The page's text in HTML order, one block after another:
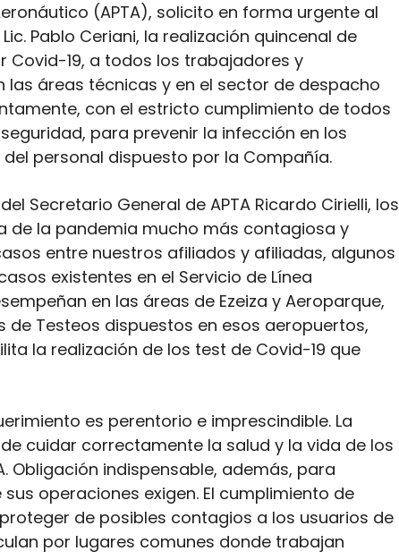
(APTA), solicito en forma urgente al
Pablo Ceriani, la realización quincenal de
19, a todos los trabajadores y
áreas técnicas y en el sector de despacho
con el estricto cumplimiento de todos
para prevenir la infección en los
personal dispuesto por la Compañía.
Secretario General de APTA Ricardo Cirielli, los
de la pandemia mucho más contagiosa y
entre nuestros afiliados y afiliadas, algunos
existentes en el Servicio de Línea
en las áreas de Ezeiza y Aeroparque,
de Testeos dispuestos en esos aeropuertos,
la realización de los test de Covid-19 que
es perentorio e imprescindible. La
cuidar correctamente la salud y la vida de los
Obligación indispensable, además, para
operaciones exigen. El cumplimiento de
de posibles contagios a los usuarios de
por lugares comunes donde trabajan